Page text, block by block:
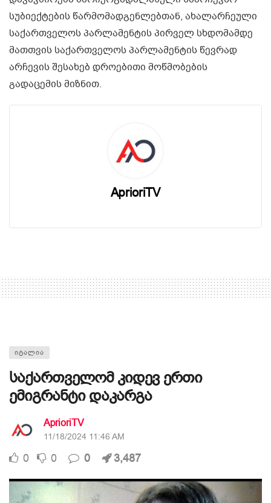
სუბიექტების წარმომადგენლებთან, ახალარჩეული
საქართველოს პარლამენტის პირველ სხდომამდე
მათთვის საქართველოს პარლამენტის წევრად
არჩევის შესახებ დროებითი მოწმობების
გადაცემის მიზნით.
AprioriTV
ᲘᲢᲐᲚᲘᲐ
საქართველომ კიდევ ერთი
ემიგრანტი დაკარგა
AprioriTV
11/18/2024 11:46 AM
0 0 0 3,487